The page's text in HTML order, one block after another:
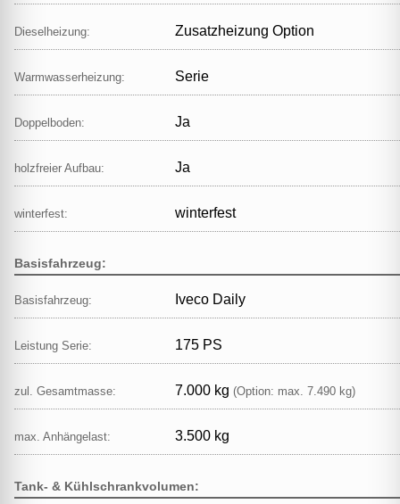
Dieselheizung: Zusatzheizung Option
Warmwasserheizung: Serie
Doppelboden: Ja
holzfreier Aufbau: Ja
winterfest: winterfest
Basisfahrzeug:
Basisfahrzeug: Iveco Daily
Leistung Serie: 175 PS
zul. Gesamtmasse: 7.000 kg (Option: max. 7.490 kg)
max. Anhängelast: 3.500 kg
Tank- & Kühlschrankvolumen: